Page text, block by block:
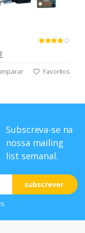
Favoritos
Subscreva-se na
nossa mailing
list semanal.
subscrever